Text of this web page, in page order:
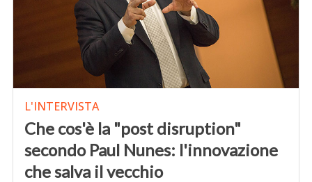
L'INTERVISTA
Che cos'è la "post disruption"
secondo Paul Nunes: l'innovazione
che salva il vecchio